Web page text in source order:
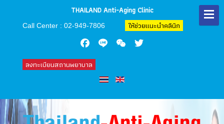
THAILAND Anti-Aging Clinic
Call Center : 02-949-7806 ให้ช่วยแนะนำคลินิก
ลงทะเบียนสถานพยาบาล